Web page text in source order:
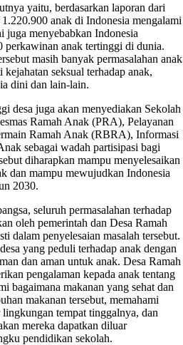
yaitu, berdasarkan laporan dari
anak di Indonesia mengalami
menyebabkan Indonesia
perkawinan anak tertinggi di dunia.
masih banyak permasalahan anak
seksual terhadap anak,
dini dan lain-lain.
desa juga akan menyediakan Sekolah
Ramah Anak (PRA), Pelayanan
Ramah Anak (RBRA), Informasi
sebagai wadah partisipasi bagi
diharapkan mampu menyelesaikan
dan mampu mewujudkan Indonesia
2030.
seluruh permasalahan terhadap
oleh pemerintah dan Desa Ramah
dalam penyelesaian masalah tersebut.
yang peduli terhadap anak dengan
dan aman untuk anak. Desa Ramah
pengalaman kepada anak tentang
bagaimana makanan yang sehat dan
makanan tersebut, memahami
tempat tinggalnya, dan
mereka dapatkan diluar
pendidikan sekolah.